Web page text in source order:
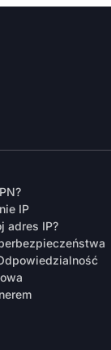
IP
adres IP?